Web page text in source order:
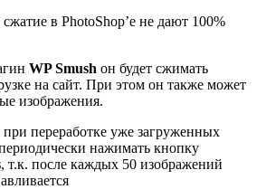
в PhotoShop’e не дают 100%
WP Smush он будет сжимать
на сайт. При этом он также может
изображения.
переработке уже загруженных
нажимать кнопку
, т.к. после каждых 50 изображений